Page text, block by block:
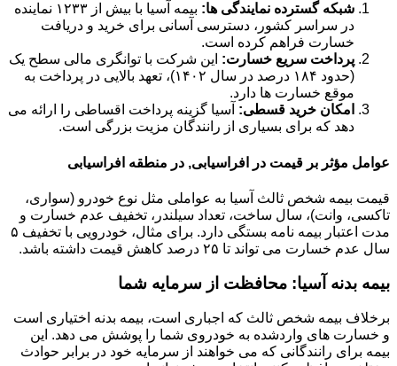
شبکه گسترده نمایندگی ها:
بیمه آسیا با بیش از ۱۲۳۳ نماینده
در سراسر کشور، دسترسی آسانی برای خرید و دریافت
خسارت فراهم کرده است.
پرداخت سریع خسارت: این شرکت با توانگری مالی سطح یک
(حدود ۱۸۴ درصد در سال ۱۴۰۲)، تعهد بالایی در پرداخت به
موقع خسارت ها دارد.
امکان خرید قسطی: آسیا گزینه پرداخت اقساطی را ارائه می
دهد که برای بسیاری از رانندگان مزیت بزرگی است.
عوامل مؤثر بر قیمت در افراسیابی, در منطقه افراسیابی
قیمت بیمه شخص ثالث آسیا به عواملی مثل نوع خودرو (سواری،
تاکسی، وانت)، سال ساخت، تعداد سیلندر، تخفیف عدم خسارت و
مدت اعتبار بیمه نامه بستگی دارد. برای مثال، خودرویی با تخفیف ۵
سال عدم خسارت می تواند تا ۲۵ درصد کاهش قیمت داشته باشد.
بیمه بدنه آسیا: محافظت از سرمایه شما
برخلاف بیمه شخص ثالث که اجباری است، بیمه بدنه اختیاری است
و خسارت های واردشده به خودروی شما را پوشش می دهد. این
بیمه برای رانندگانی که می خواهند از سرمایه خود در برابر حوادث